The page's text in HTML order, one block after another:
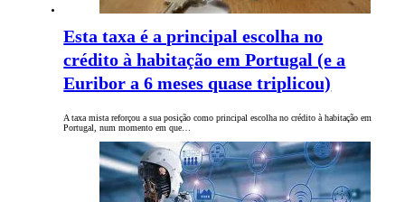
Esta taxa é a principal escolha no
crédito à habitação em Portugal (e a
Euribor a 6 meses quase triplicou)
A taxa mista reforçou a sua posição como principal escolha no crédito à habitação em
Portugal, num momento em que…